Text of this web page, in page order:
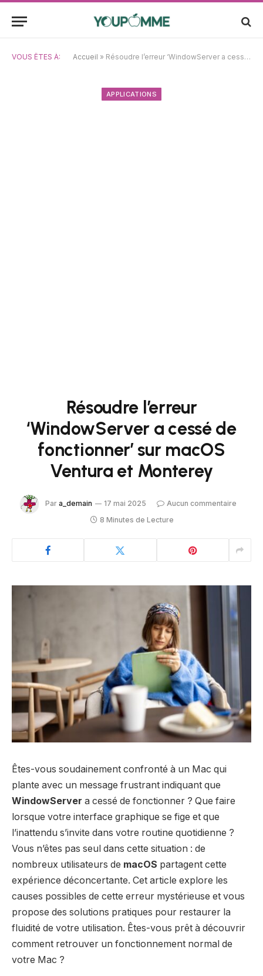
VOUS ÊTES À: Accueil » Résoudre l’erreur ‘WindowServer a cessé de fonctionner’ sur macOS Ventura et Monterey
APPLICATIONS
Résoudre l’erreur
‘WindowServer a cessé de
fonctionner’ sur macOS
Ventura et Monterey
Par a_demain 17 mai 2025
Aucun commentaire
8 Minutes de Lecture
Êtes-vous soudainement confronté à un Mac qui
plante avec un message frustrant indiquant que
WindowServer a cessé de fonctionner ? Que faire
lorsque votre interface graphique se fige et que
l’inattendu s’invite dans votre routine quotidienne ?
Vous n’êtes pas seul dans cette situation : de
nombreux utilisateurs de macOS partagent cette
expérience déconcertante. Cet article explore les
causes possibles de cette erreur mystérieuse et vous
propose des solutions pratiques pour restaurer la
fluidité de votre utilisation. Êtes-vous prêt à découvrir
comment retrouver un fonctionnement normal de
votre Mac ?